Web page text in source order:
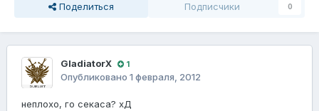
Поделиться Подписчики 0
GladiatorX 1
Опубликовано 1 февраля, 2012
неплохо, го секаса? хД